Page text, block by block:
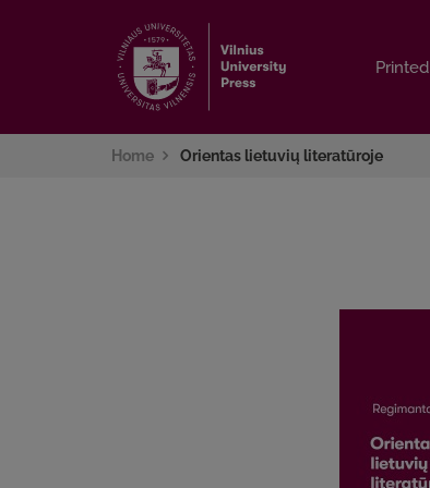
Printed
Printed
Home Orientas lietuvių literatūroje